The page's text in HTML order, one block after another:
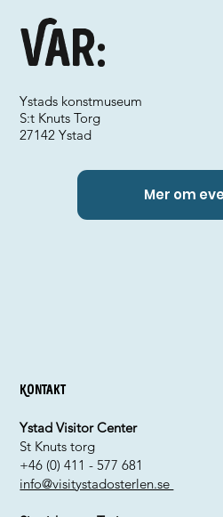
Var:
Ystads konstmuseum
S:t Knuts Torg
27142 Ystad
Mer om
Kontakt
Ystad Visitor Center
St Knuts torg
+46 (0) 411 - 577 681
info@visitystadosterlen.se